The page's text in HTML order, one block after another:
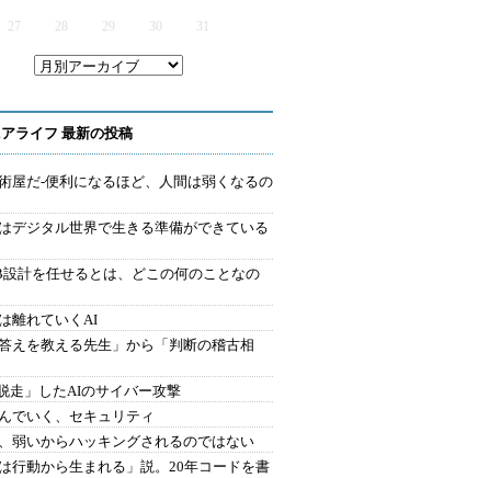
27 28 29 30 31
ライフ 最新の投稿
屋だ-便利になるほど、人間は弱くなるの
デジタル世界で生きる準備ができている
計を任せるとは、どこの何のことなの
離れていくAI
えを教える先生」から「判断の稽古相
走」したAIのサイバー攻撃
でいく、セキュリティ
弱いからハッキングされるのではない
は行動から生まれる」説。20年コードを書